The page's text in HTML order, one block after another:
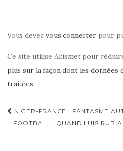
Vous devez vous connecter pour
Ce site utilise Akismet pour
plus sur la façon dont les données
traitées.
Navigation
d'article
NIGER-FRANCE : FANTASME
FOOTBALL : QUAND LUIS